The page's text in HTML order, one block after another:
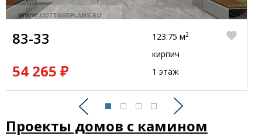
Предыдущий Следующий
83-33
54 265 ₽
123.75 м2
кирпич
1 этаж
Проекты домов с камином